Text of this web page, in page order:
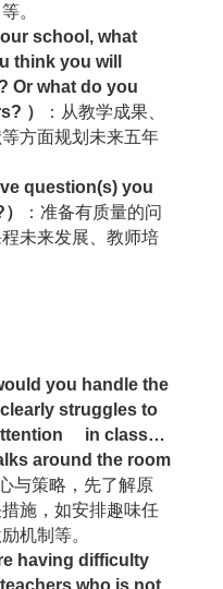
。
school, what
think you will
Or what do you
）
：从教学成果、
方面规划未来五年
question(s) you
：准备有质量的问
未来发展、教师培
you handle the
struggles to
in class…
around the room
与策略，先了解原
施，如安排趣味任
机制等。
having difficulty
who is not